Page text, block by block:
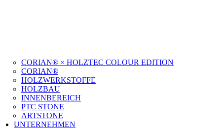
CORIAN® × HOLZTEC COLOUR EDITION
CORIAN®
HOLZWERKSTOFFE
HOLZBAU
INNENBEREICH
PTC STONE
ARTSTONE
UNTERNEHMEN